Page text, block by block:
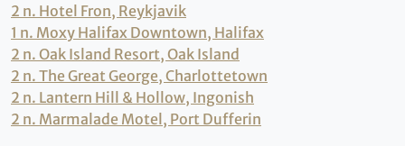
2 n. Hotel Fron, Reykjavik
1 n. Moxy Halifax Downtown, Halifax
2 n. Oak Island Resort, Oak Island
2 n. The Great George, Charlottetown
2 n. Lantern Hill & Hollow, Ingonish
2 n. Marmalade Motel, Port Dufferin